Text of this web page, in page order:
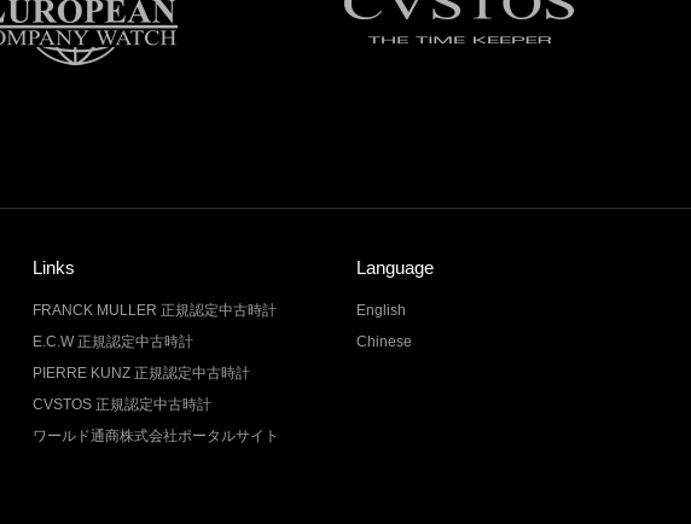
Links
FRANCK MULLER 正規認定中古時計
E.C.W 正規認定中古時計
PIERRE KUNZ 正規認定中古時計
CVSTOS 正規認定中古時計
ワールド通商株式会社ポータルサイト
Language
English
Chinese